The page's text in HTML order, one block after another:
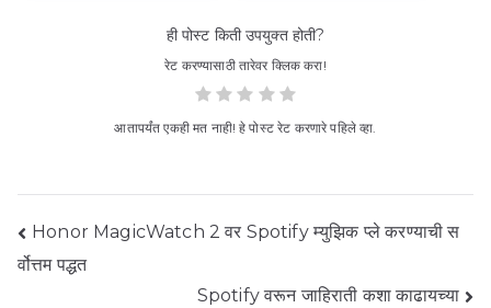
ही पोस्ट किती उपयुक्त होती?
रेट करण्यासाठी तारेवर क्लिक करा!
आतापर्यंत एकही मत नाही! हे पोस्ट रेट करणारे पहिले व्हा.
पोस्ट
नेव्हिगेशन
Honor MagicWatch 2 वर Spotify म्युझिक प्ले करण्याची स
र्वोत्तम पद्धत
Spotify वरून जाहिराती कशा काढायच्या